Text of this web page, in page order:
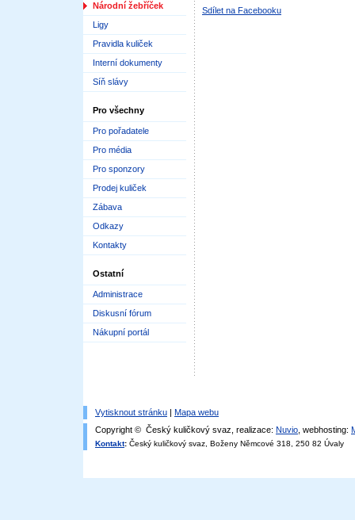
Národní žebříček
Ligy
Pravidla kuliček
Interní dokumenty
Síň slávy
Pro všechny
Pro pořadatele
Pro média
Pro sponzory
Prodej kuliček
Zábava
Odkazy
Kontakty
Ostatní
Administrace
Diskusní fórum
Nákupní portál
Sdílet na Facebooku
Vytisknout stránku | Mapa webu
Copyright © Český kuličkový svaz, realizace: Nuvio , webhosting:
Kontakt: Český kuličkový svaz, Boženy Němcové 318, 250 82 Úvaly